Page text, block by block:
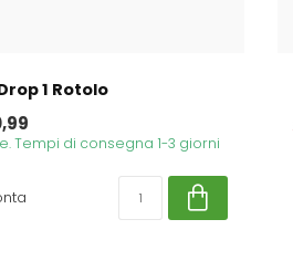
1 Rotolo
Tempi di consegna 1-3 giorni